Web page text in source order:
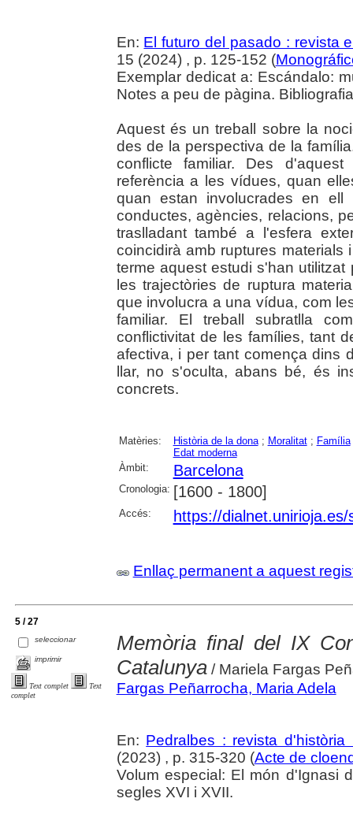
En: El futuro del pasado : revista
15 (2024) , p. 125-152 (
Exemplar dedicat a: Escándalo:
Notes a peu de pàgina.
Aquest és un treball sobre la
des de la perspectiva de la
conflicte familiar. Des
referència a les vídues, quan
quan estan involucrades en
conductes, agències, relacions,
traslladant també a l'esfera
coincidirà amb ruptures
terme aquest estudi s'han
les trajectòries de ruptura
que involucra a una vídua, com
familiar. El treball subratlla
conflictivitat de les famílies, tant
afectiva, i per tant comença dins
llar, no s'oculta, abans bé, és
concrets.
Matèries: Història de la dona; Moralitat; Família
Edat moderna
Àmbit:
Barcelona
Cronologia: [1600 - 1800]
Accés: https://
Enllaç permanent a aquest
5 / 27
seleccionar
imprimir
Text complet
Text
complet
Memòria final del IX
Catalunya/ Mariela Fargas
Fargas Peñarrocha, Maria Adela
En: Pedralbes : revista d'història
(2023) , p. 315-320 (Acte de
Volum especial: El món d'Ignasi
segles XVI i XVII.